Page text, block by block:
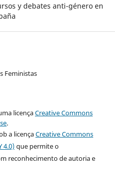
y debates anti-género en
Feministas
licençaCreative Commons
.
a licençaCreative Commons
4.0) que permite o
reconhecimento de autoria e